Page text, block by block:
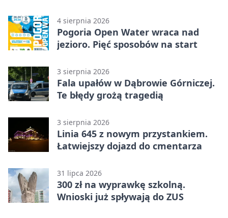
4 sierpnia 2026
Pogoria Open Water wraca nad
jezioro. Pięć sposobów na start
3 sierpnia 2026
Fala upałów w Dąbrowie Górniczej.
Te błędy grożą tragedią
3 sierpnia 2026
Linia 645 z nowym przystankiem.
Łatwiejszy dojazd do cmentarza
31 lipca 2026
300 zł na wyprawkę szkolną.
Wnioski już spływają do ZUS